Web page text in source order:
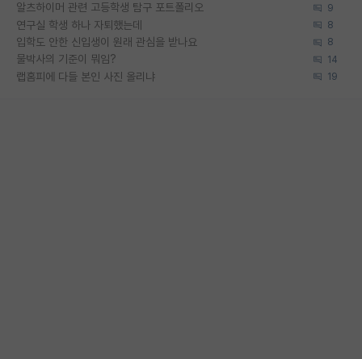
알츠하이머 관련 고등학생 탐구 포트폴리오 9
연구실 학생 하나 자퇴했는데 8
입학도 안한 신입생이 원래 관심을 받나요 8
물박사의 기준이 뭐임? 14
랩홈피에 다들 본인 사진 올리냐 19